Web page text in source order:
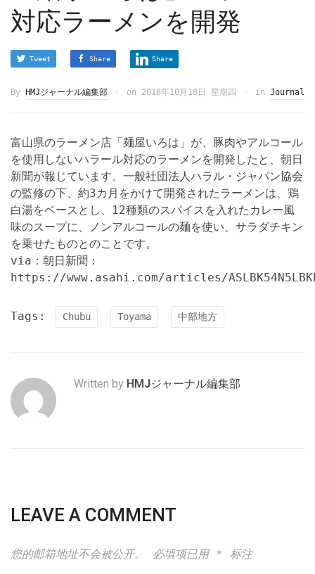
対応ラーメンを開発
Tweet Share Share
By HMJジャーナル編集部 on 2018年10月18日 星期四 in Journal
富山県のラーメン店「麺屋いろは」が、豚肉やアルコール
を使用しないハラール対応のラーメンを開発したと、朝日
新聞が報じています。一般社団法人ハラル・ジャパン協会
の監修の下、約3カ月をかけて開発されたラーメンは、鶏
白湯をベースとし、12種類のスパイスを入れたカレー風
味のスープに、ノンアルコールの麺を使い、サラダチキン
を乗せたものとのことです。
via：朝日新聞：
https://www.asahi.com/articles/
Tags: Chubu Toyama 中部地方
Written by HMJジャーナル編集部
LEAVE A COMMENT
您的邮箱地址不会被公开。 必填项已用 * 标注